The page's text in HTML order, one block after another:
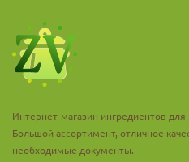
Интернет-магазин ингредиентов
Большой ассортимент, отличное
необходимые документы.